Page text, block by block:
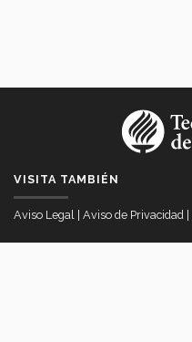
VISITA TAMBIÉN
Aviso Legal | Aviso de Privacidad |